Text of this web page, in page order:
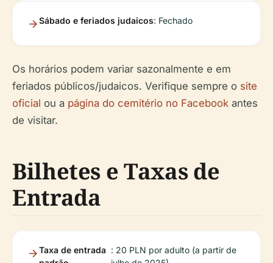
Sábado e feriados judaicos: Fechado
Os horários podem variar sazonalmente e em
feriados públicos/judaicos. Verifique sempre o site
oficial ou a página do cemitério no Facebook antes
de visitar.
Bilhetes e Taxas de
Entrada
Taxa de entrada : 20 PLN por adulto (a partir de